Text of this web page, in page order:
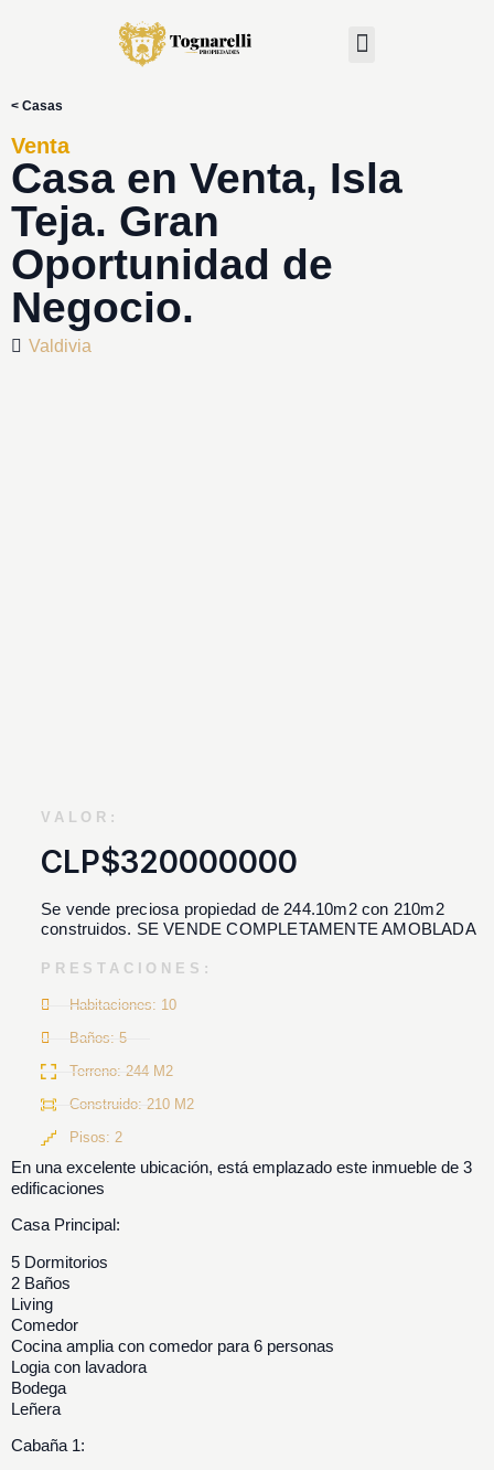
< Casas
Venta
Casa en Venta, Isla
Teja. Gran
Oportunidad de
Negocio.
Valdivia
VALOR:
CLP$320000000
Se vende preciosa propiedad de 244.10m2 con 210m2
construidos. SE VENDE COMPLETAMENTE AMOBLADA
PRESTACIONES:
Habitaciones: 10
Baños: 5
Terreno: 244 M2
Construido: 210 M2
Pisos: 2
En una excelente ubicación, está emplazado este inmueble de 3
edificaciones
Casa Principal:
5 Dormitorios
2 Baños
Living
Comedor
Cocina amplia con comedor para 6 personas
Logia con lavadora
Bodega
Leñera
Cabaña 1: